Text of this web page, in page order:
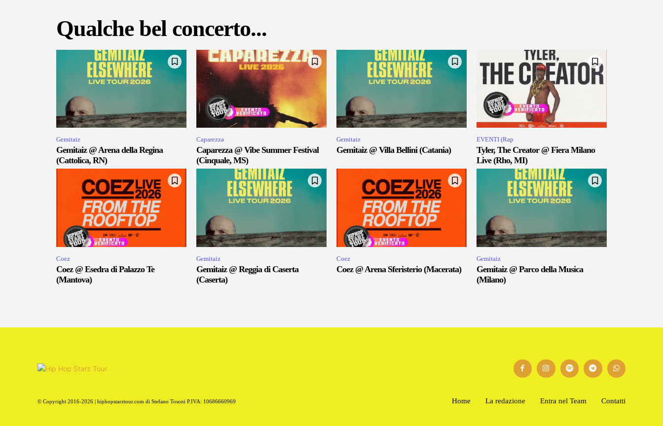
Qualche bel concerto...
Gemitaiz
Gemitaiz @ Arena della Regina
(Cattolica, RN)
Caparezza
Caparezza @ Vibe Summer Festival
(Cinquale, MS)
Gemitaiz
Gemitaiz @ Villa Bellini (Catania)
EVENTI (Rap
Tyler, The Creator @ Fiera Milano
Live (Rho, MI)
Coez
Coez @ Esedra di Palazzo Te
(Mantova)
Gemitaiz
Gemitaiz @ Reggia di Caserta
(Caserta)
Coez
Coez @ Arena Sferisterio (Macerata)
Gemitaiz
Gemitaiz @ Parco della Musica
(Milano)
© Copyright 2016-2026 | hiphopstarztour.com di Stefano Tosoni P.IVA: 10686660969 Home La redazione Entra nel Team Contatti